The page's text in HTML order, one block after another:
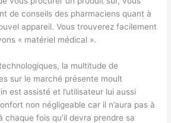
de conseils des pharmaciens quant à
appareil. Vous trouverez facilement
« matériel médical ».
la multitude de
sur le marché présente moult
est assisté et l’utilisateur lui aussi
non négligeable car il n’aura pas à
chaque fois qu’il devra prendre sa